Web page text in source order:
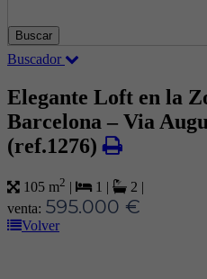
Buscar
Buscador
Elegante Loft en la
Barcelona – Via
(ref.1276)
105 m2 | 1 | 2 |
venta: 595.000 €
Volver